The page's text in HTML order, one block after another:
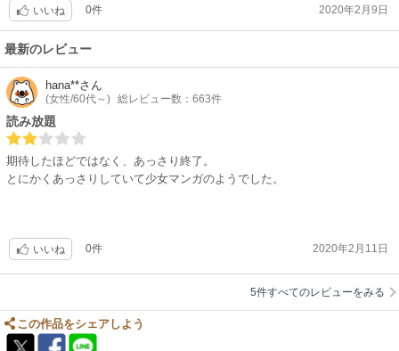
いいね 0件 2020年2月9日
最新のレビュー
hana**さん
(女性/60代～) 総レビュー数：663件
読み放題
期待したほどではなく、あっさり終了。
とにかくあっさりしていて少女マンガのようでした。
いいね 0件 2020年2月11日
5件すべてのレビューをみる
この作品をシェアしよう